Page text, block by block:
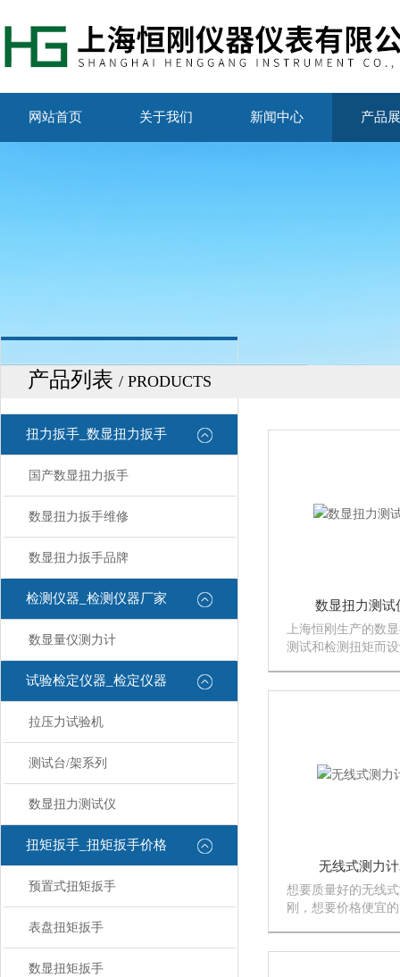
网站首页 关于我们 新闻中心 产品
产品列表 / PRODUCTS
扭力扳手_数显扭力扳手
国产数显扭力扳手
数显扭力扳手维修
数显扭力扳手品牌
检测仪器_检测仪器厂家
数显量仪测力计
试验检定仪器_检定仪器
拉压力试验机
测试台/架系列
数显扭力测试仪
扭矩扳手_扭矩扳手价格
预置式扭矩扳手
表盘扭矩扳手
数显扭矩扳手
数显扭力测试
上海恒刚生产的数
测试和检测扭矩而
无线式测力
想要质量好的无线
刚，想要价格便宜